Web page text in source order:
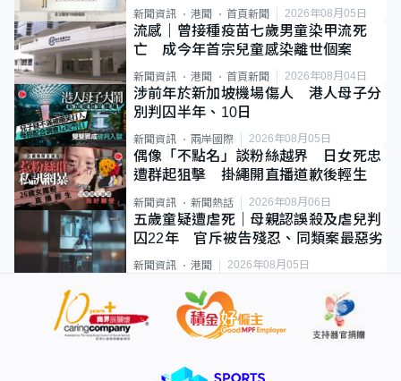
類案最惡劣
新聞資訊 港聞 首頁新聞 2026年08月05日
流感｜曾接種疫苗七歲男童染甲流死
亡 成今年首宗兒童感染離世個案
新聞資訊 港聞 首頁新聞 2026年08月04日
涉前年於新加坡機場傷人 港人母子分
別判囚半年、10日
新聞資訊 兩岸國際 2026年08月05日
偶像「不點名」談粉絲越界 日女死忠
遭群起狙擊 掛繩開直播道歉後輕生
新聞資訊 新聞熱話 2026年08月06日
五歲童疑遭虐死｜母親認誤殺及虐兒判
囚22年 官斥被告殘忍、同類案最惡劣
新聞資訊 港聞 2026年08月05日